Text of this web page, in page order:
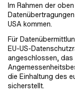
Im Rahmen der
USA kommen.
Für
EU-US-
angeschlossen, das
die Einhaltung des
sicherstellt.